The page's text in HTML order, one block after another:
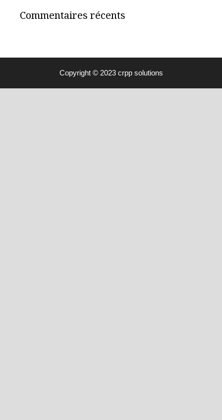
Commentaires récents
Copyright © 2023 crpp solutions